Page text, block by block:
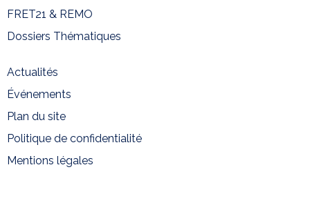
FRET21 & REMO
Dossiers Thématiques
Actualités
Événements
Plan du site
Politique de confidentialité
Mentions légales